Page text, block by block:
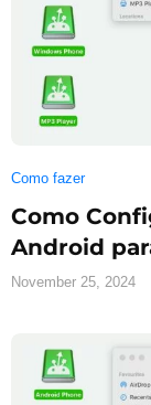
Como fazer
Como
Android
November 25, 2024